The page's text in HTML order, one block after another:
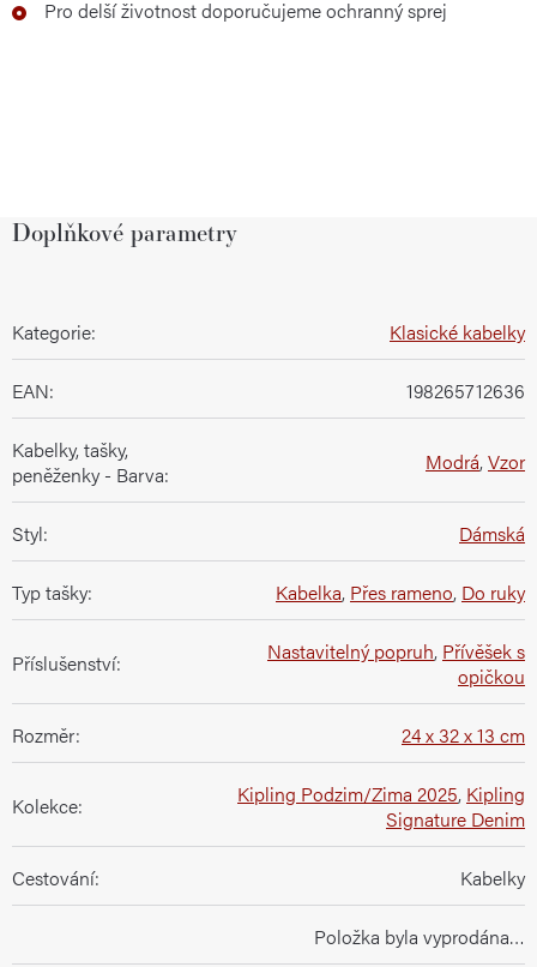
Pro delší životnost doporučujeme ochranný sprej
Doplňkové parametry
Kategorie: Klasické kabelky
EAN: 198265712636
Kabelky, tašky,
peněženky - Barva: Modrá,Vzor
Styl: Dámská
Typ tašky: Kabelka, Přes rameno, Do ruky
Příslušenství: Nastavitelný popruh, Přívěšek s
opičkou
Rozměr: 24 x 32 x 13 cm
Kolekce: Kipling Podzim/Zima 2025, Kipling
Signature Denim
Cestování: Kabelky
Položka byla vyprodána…